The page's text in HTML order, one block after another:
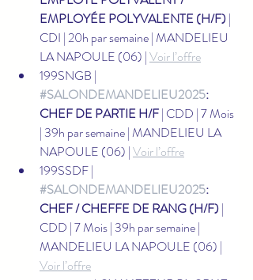
EMPLOYÉE POLYVALENTE (H/F) |
CDI | 20h par semaine | MANDELIEU
LA NAPOULE (06) | Voir l’offre
199SNGB |
#SALONDEMANDELIEU2025:
CHEF DE PARTIE H/F | CDD | 7 Mois
| 39h par semaine | MANDELIEU LA
NAPOULE (06) | Voir l’offre
199SSDF |
#SALONDEMANDELIEU2025:
CHEF / CHEFFE DE RANG (H/F) |
CDD | 7 Mois | 39h par semaine |
MANDELIEU LA NAPOULE (06) |
Voir l’offre